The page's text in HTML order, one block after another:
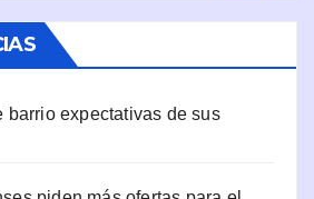
barrio expectativas de sus